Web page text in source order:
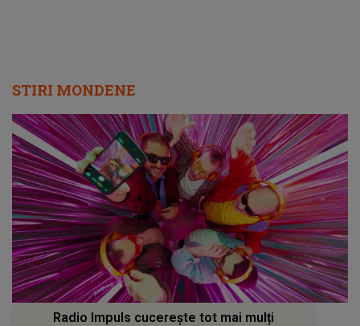
STIRI MONDENE
Radio Impuls cucerește tot mai mulți